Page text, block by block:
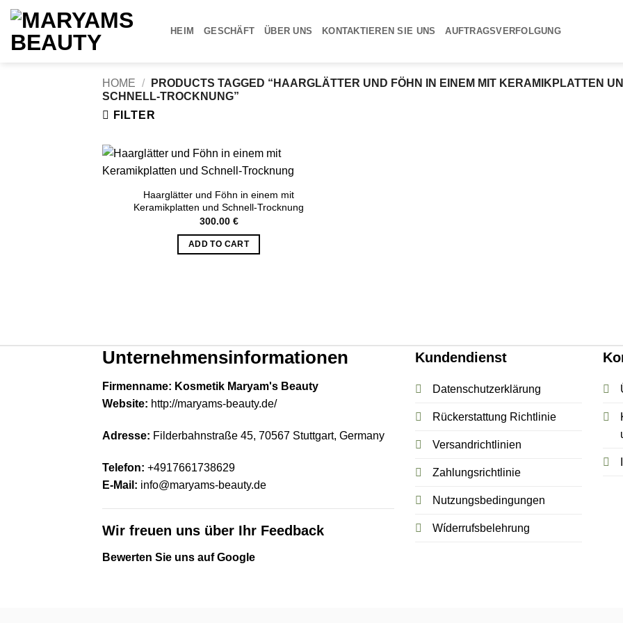
Skip
content
HEIM GESCHÄFT ÜBER UNS KONTAKTIEREN SIE UNS AUFTRAGSVERFOLGUNG
HOME /
PRODUCTS TAGGED “HAARGLÄTTER UND FÖHN IN EINEM MIT KERAMIKPLATTEN
SCHNELL-TROCKNUNG”
FILTER
Haarglätter und Föhn in einem mit
Keramikplatten und Schnell-Trocknung
300.00 €
ADD TO CART
Unternehmensinformationen
Firmenname: Kosmetik Maryam's Beauty
Website: http://maryams-beauty.de/
Adresse: Filderbahnstraße 45, 70567 Stuttgart, Germany
Telefon: +4917661738629
E-Mail: info@maryams-beauty.de
Wir freuen uns über Ihr Feedback
Bewerten Sie uns auf Google
Kundendienst
Datenschutzerklärung
Rückerstattung Richtlinie
Versandrichtlinien
Zahlungsrichtlinie
Nutzungsbedingungen
Wíderrufsbelehrung